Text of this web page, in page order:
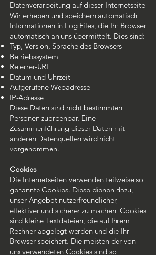
Datenverarbeitung auf dieser Internetseite
Wir erheben und speichern automatisch
Informationen in Log Files, die Ihr Browser
automatisch an uns übermittelt. Dies sind:
Typ, Version, Sprache des Browsers
Betriebssystem
Referrer-URL
Datum und Uhrzeit
Aufgerufene Webadresse
IP-Adresse
Diese Daten sind nicht bestimmten
Personen zuordenbar. Eine
Zusammenführung dieser Daten mit
anderen Datenquellen wird nicht
vorgenommen.
Cookies
Die Internetseiten verwenden teilweise so
genannte Cookies. Diese dienen dazu,
unser Angebot nutzerfreundlicher,
effektiver und sicherer zu machen. Cookies
sind kleine Textdateien, die auf Ihrem
Rechner abgelegt werden und die Ihr
Browser speichert. Die meisten der von
uns verwendeten Cookies sind so